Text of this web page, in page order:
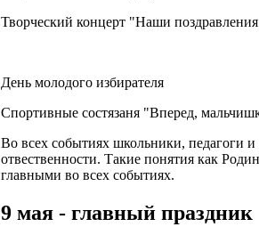
Творческий концерт "Наши
День молодого избирателя
Спортивные состязаня "Вперед,
Во всех событиях школьники, педагоги
отвественности. Такие понятия как
главными во всех событиях.
9 мая - главный праздник